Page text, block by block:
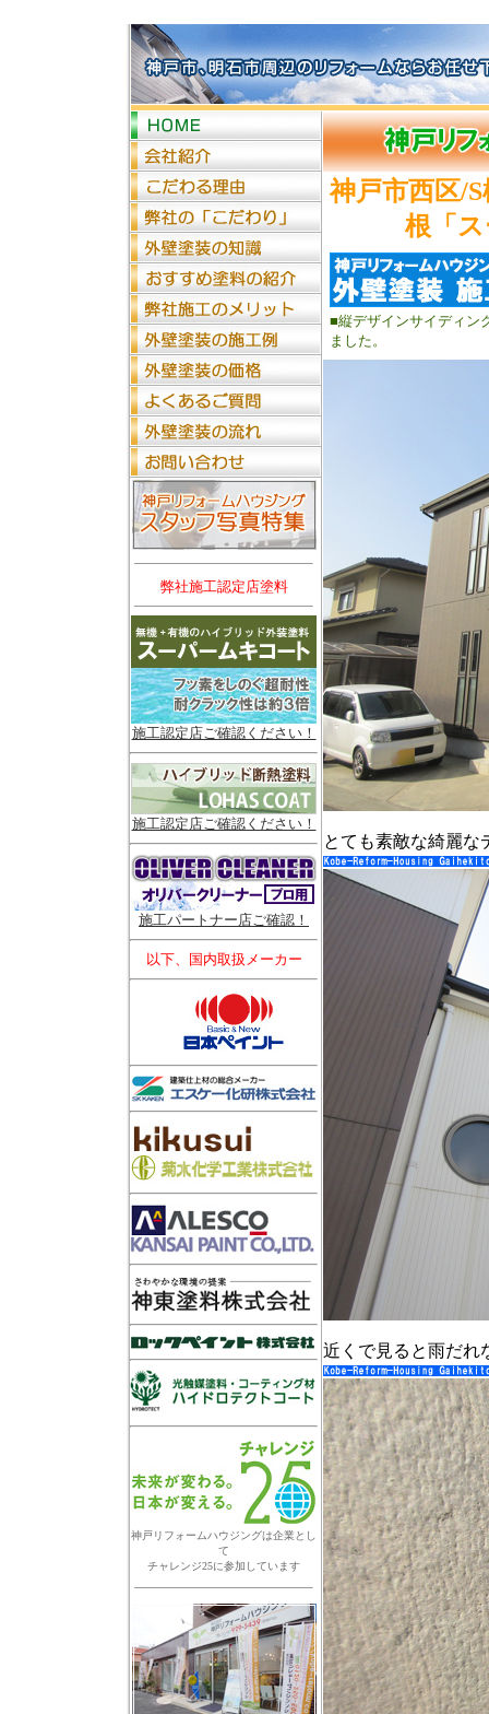
弊社施工認定店塗料
施工認定店ご確認ください！
施工認定店ご確認ください！
施工パートナー店ご確認！
以下、国内取扱メーカー
神戸リフォームハウジングは企業とし
て
チャレンジ25に参加しています
神戸市西区/
根「
■縦デザインサイディン
ました。
とても素敵な綺麗な
近くで見ると雨だれ